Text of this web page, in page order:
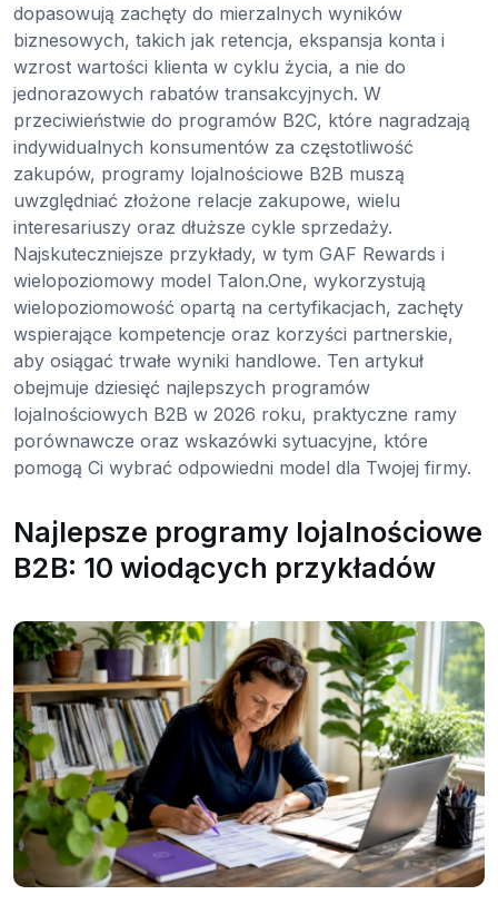
dopasowują zachęty do mierzalnych wyników
biznesowych, takich jak retencja, ekspansja konta i
wzrost wartości klienta w cyklu życia, a nie do
jednorazowych rabatów transakcyjnych. W
przeciwieństwie do programów B2C, które nagradzają
indywidualnych konsumentów za częstotliwość
zakupów, programy lojalnościowe B2B muszą
uwzględniać złożone relacje zakupowe, wielu
interesariuszy oraz dłuższe cykle sprzedaży.
Najskuteczniejsze przykłady, w tym GAF Rewards i
wielopoziomowy model Talon.One, wykorzystują
wielopoziomowość opartą na certyfikacjach, zachęty
wspierające kompetencje oraz korzyści partnerskie,
aby osiągać trwałe wyniki handlowe. Ten artykuł
obejmuje dziesięć najlepszych programów
lojalnościowych B2B w 2026 roku, praktyczne ramy
porównawcze oraz wskazówki sytuacyjne, które
pomogą Ci wybrać odpowiedni model dla Twojej firmy.
Najlepsze programy lojalnościowe
B2B: 10 wiodących przykładów